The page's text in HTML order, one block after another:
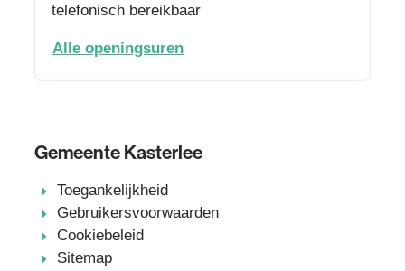
telefonisch bereikbaar
Alle openingsurendienst secretariaat
Gemeente Kasterlee
Toegankelijkheid
Gebruikersvoorwaarden
Cookiebeleid
Sitemap